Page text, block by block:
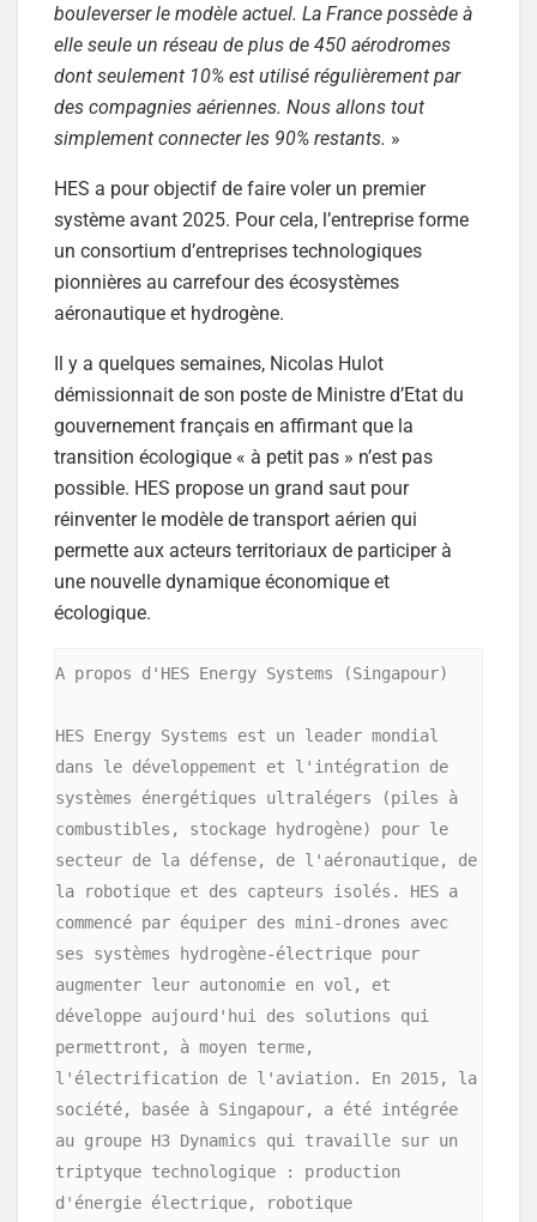
bouleverser le modèle actuel. La France possède à
elle seule un réseau de plus de 450 aérodromes
dont seulement 10% est utilisé régulièrement par
des compagnies aériennes. Nous allons tout
simplement connecter les 90% restants. »
HES a pour objectif de faire voler un premier
système avant 2025. Pour cela, l’entreprise forme
un consortium d’entreprises technologiques
pionnières au carrefour des écosystèmes
aéronautique et hydrogène.
Il y a quelques semaines, Nicolas Hulot
démissionnait de son poste de Ministre d’Etat du
gouvernement français en affirmant que la
transition écologique « à petit pas » n’est pas
possible. HES propose un grand saut pour
réinventer le modèle de transport aérien qui
permette aux acteurs territoriaux de participer à
une nouvelle dynamique économique et
écologique.
A propos d'HES Energy Systems (Singapour)
HES Energy Systems est un leader mondial
dans le développement et l'intégration de
systèmes énergétiques ultralégers (piles à
combustibles, stockage hydrogène) pour le
secteur de la défense, de l'aéronautique, de
la robotique et des capteurs isolés. HES a
commencé par équiper des mini-drones avec
ses systèmes hydrogène-électrique pour
augmenter leur autonomie en vol, et
développe aujourd'hui des solutions qui
permettront, à moyen terme,
l'électrification de l'aviation. En 2015, la
société, basée à Singapour, a été intégrée
au groupe H3 Dynamics qui travaille sur un
triptyque technologique : production
d'énergie électrique, robotique